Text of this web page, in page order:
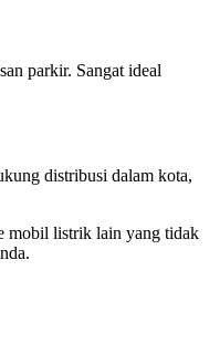
parkir. Sangat ideal
distribusi dalam kota,
mobil listrik lain yang tidak